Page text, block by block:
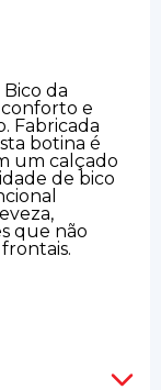
da
e
Fabricada
botina é
um calçado
de bico
que não